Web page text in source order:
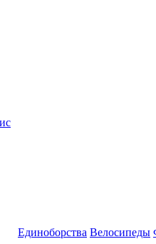
Единоборства Велосипеды